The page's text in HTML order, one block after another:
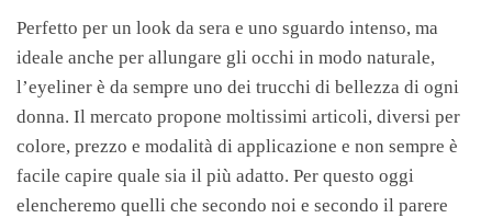
Perfetto per un look da sera e uno sguardo intenso, ma
ideale anche per allungare gli occhi in modo naturale,
l’eyeliner è da sempre uno dei trucchi di bellezza di ogni
donna. Il mercato propone moltissimi articoli, diversi per
colore, prezzo e modalità di applicazione e non sempre è
facile capire quale sia il più adatto. Per questo oggi
elencheremo quelli che secondo noi e secondo il parere